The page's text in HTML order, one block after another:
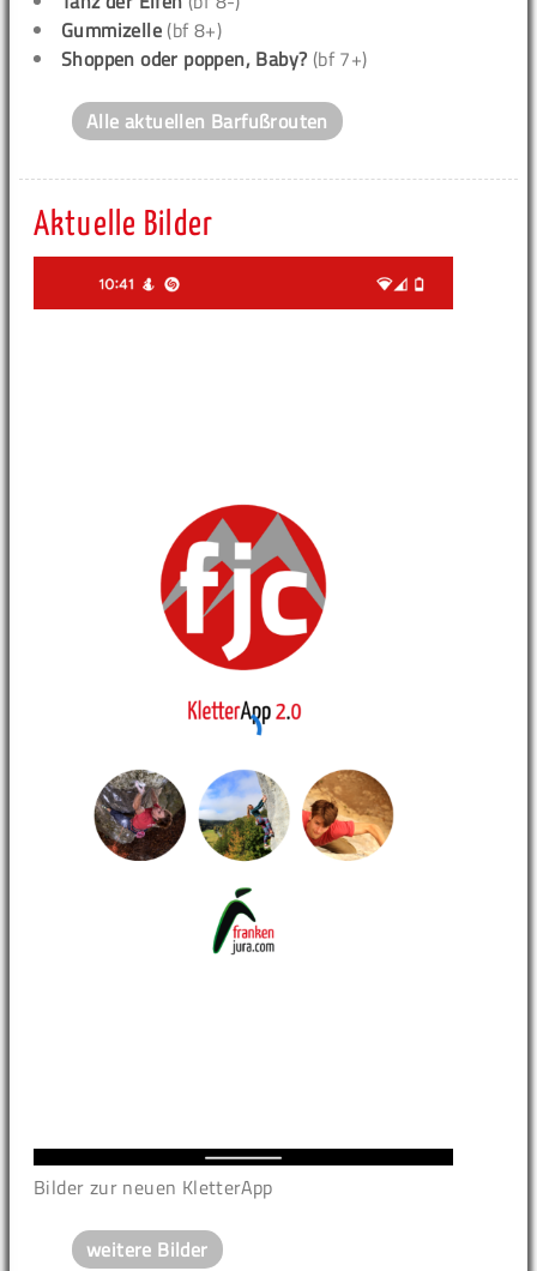
Gummizelle (bf 8+)
Shoppen oder poppen, Baby? (bf 7+)
Alle aktuellen Barfußrouten
Aktuelle Bilder
Bilder zur neuen KletterApp
weitere Bilder